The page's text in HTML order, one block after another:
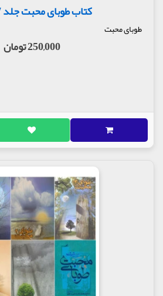
کتاب طوبای محبت جلد 7 هفتم
طوبای محبت
250,000 تومان